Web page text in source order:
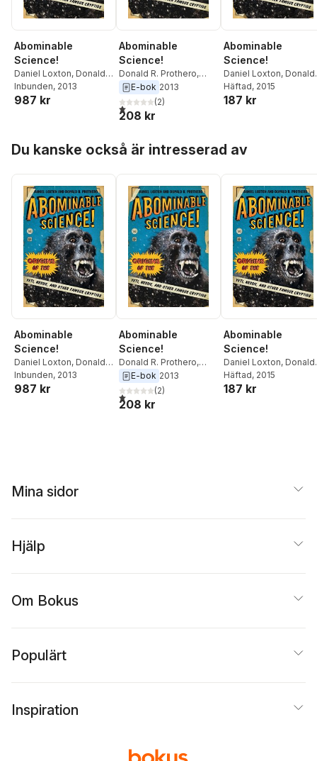
Abominable
Science!
Daniel Loxton, Donald
R. Prothero
Inbunden, 2013
987 kr
Abominable
Science!
Donald R. Prothero,
Daniel Loxton
E-bok 2013
1,0utav 5 stjärnor. Totalt antal röster:
(2)
208 kr
Abominable
Science!
Daniel Loxton, Donald
R. Prothero
Häftad, 2015
187 kr
Du kanske också är intresserad av
Abominable
Science!
Daniel Loxton, Donald
R. Prothero
Inbunden, 2013
987 kr
Abominable
Science!
Donald R. Prothero,
Daniel Loxton
E-bok 2013
1,0utav 5 stjärnor. Totalt antal röster:
(2)
208 kr
Abominable
Science!
Daniel Loxton, Donald
R. Prothero
Häftad, 2015
187 kr
Mina sidor
Hjälp
Om Bokus
Populärt
Inspiration